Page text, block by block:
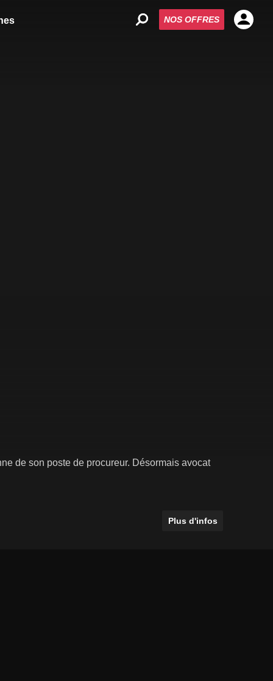
NOS OFFRES
de son poste de procureur. Désormais avocat
Plus d'infos